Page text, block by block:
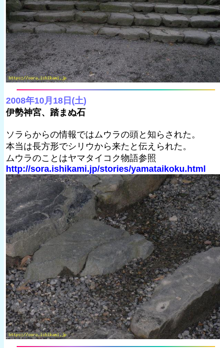
2008年10月18日(土)
伊勢神宮、踏まぬ石
ソラらからの情報ではムウラの頭と知らされた。
本当は長方形でシリウから来たと伝えられた。
ムウラのことはヤマタイコク物語参照
http://sora.ishikami.jp/stories/yamataikoku.html